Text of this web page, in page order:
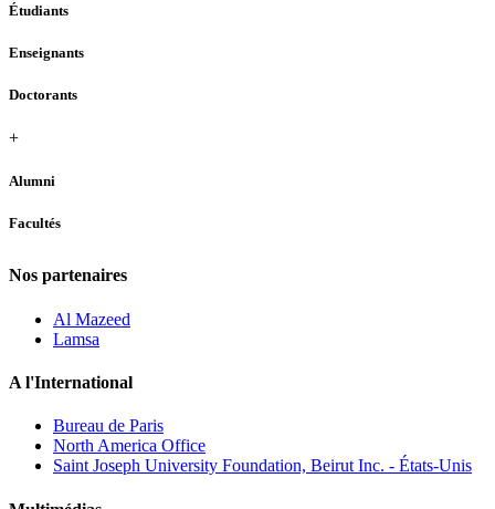
Étudiants
Enseignants
Doctorants
+
Alumni
Facultés
Nos partenaires
Al Mazeed
Lamsa
A l'International
Bureau de Paris
North America Office
Saint Joseph University Foundation, Beirut Inc. - États-Unis